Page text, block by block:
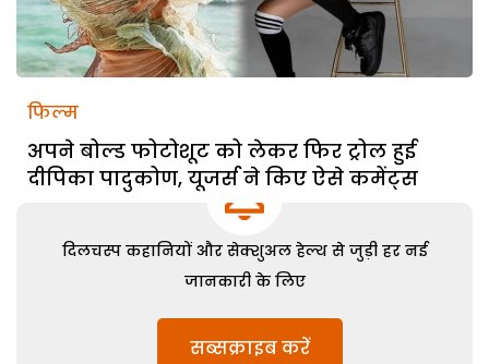
फिल्म
अपने बोल्ड फोटोशूट को लेकर फिर ट्रोल हुई
दीपिका पादुकोण, यूजर्स ने किए ऐसे कमेंट्स
दिलचस्प कहानियों और सेक्शुअल हेल्थ से जुड़ी हर नई
जानकारी के लिए
सब्सक्राइब करें